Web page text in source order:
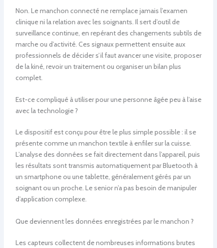
Non. Le manchon connecté ne remplace jamais l’examen
clinique ni la relation avec les soignants. Il sert d’outil de
surveillance continue, en repérant des changements subtils de
marche ou d’activité. Ces signaux permettent ensuite aux
professionnels de décider s’il faut avancer une visite, proposer
de la kiné, revoir un traitement ou organiser un bilan plus
complet.
Est-ce compliqué à utiliser pour une personne âgée peu à l’aise
avec la technologie ?
Le dispositif est conçu pour être le plus simple possible : il se
présente comme un manchon textile à enfiler sur la cuisse.
L’analyse des données se fait directement dans l’appareil, puis
les résultats sont transmis automatiquement par Bluetooth à
un smartphone ou une tablette, généralement gérés par un
soignant ou un proche. Le senior n’a pas besoin de manipuler
d’application complexe.
Que deviennent les données enregistrées par le manchon ?
Les capteurs collectent de nombreuses informations brutes